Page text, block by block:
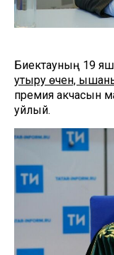
Биектауның 19
утыру өчен,
премия акчасын
уйлый.